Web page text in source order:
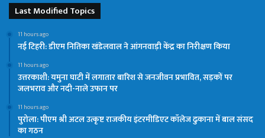
Last Modified Topics
11 hours ago
नई टिहरी: डीएम नितिका खंडेलवाल ने आंगनवाड़ी केंद्र का निरीक्षण किया
11 hours ago
उत्तरकाशी: यमुना घाटी में लगातार बारिश से जनजीवन प्रभावित, सड़कों पर
जलभराव और नदी-नाले उफान पर
11 hours ago
पुरोला: पीएम श्री अटल उत्कृष्ट राजकीय इंटरमीडिएट कॉलेज ढुकाना में बाल संसद
का गठन